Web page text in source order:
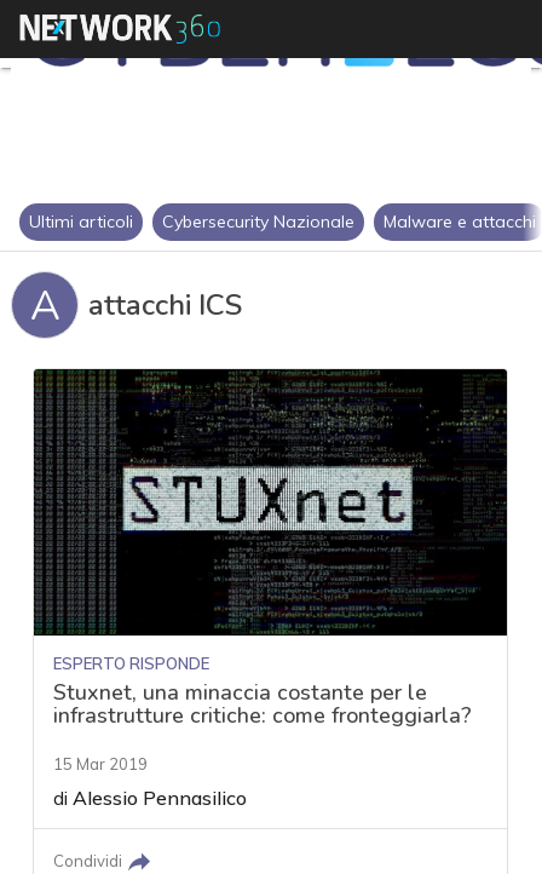
Ultimi articoli Cybersecurity Nazionale Malware e attacchi
A attacchi ICS
ESPERTO RISPONDE
Stuxnet, una minaccia costante per le
infrastrutture critiche: come fronteggiarla?
15 Mar 2019
diAlessio Pennasilico
Condividi